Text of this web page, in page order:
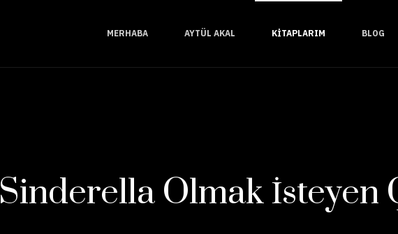
MERHABA AYTÜL AKAL KITAPLARIM BLOG
Sinderella Olmak İsteyen